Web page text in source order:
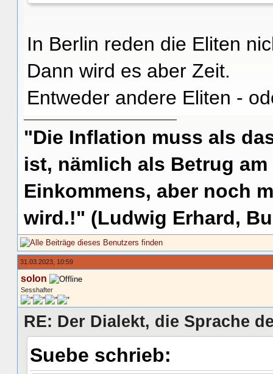
In Berlin reden die Eliten
Dann wird es aber Zeit.
Entweder andere Eliten -
"Die Inflation muss als
ist, nämlich als Betrug
Einkommens, aber noch
wird.!" (Ludwig Erhard,
31.03.2023, 10:59
solon
Sesshafter
RE: Der Dialekt, die Sprache
Suebe schrieb: